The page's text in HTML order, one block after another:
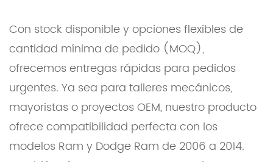
Con stock disponible y opciones flexibles de
cantidad mínima de pedido (MOQ),
ofrecemos entregas rápidas para pedidos
urgentes. Ya sea para talleres mecánicos,
mayoristas o proyectos OEM, nuestro producto
ofrece compatibilidad perfecta con los
modelos Ram y Dodge Ram de 2006 a 2014.